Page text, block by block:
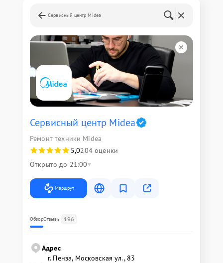
Сервисный центр Midea
Сервисный центр Midea
Ремонт техники Midea
5,0204 оценки
Открыто до 21:00
Маршрут
ОбзорОтзывы 196
Адрес
г. Пенза, Московская ул., 83